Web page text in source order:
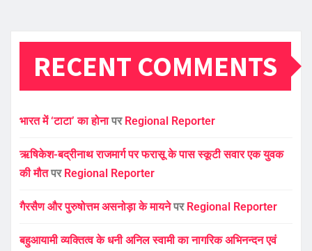
RECENT COMMENTS
भारत में ‘टाटा’ का होनापर Regional Reporter
ऋषिकेश-बद्रीनाथ राजमार्ग पर फरासू के पास स्कूटी सवार एक युवक
की मौतपर Regional Reporter
गैरसैण और पुरुषोत्तम असनोड़ा के मायनेपर Regional Reporter
बहुआयामी व्यक्तित्व के धनी अनिल स्वामी का नागरिक अभिनन्दन एवं